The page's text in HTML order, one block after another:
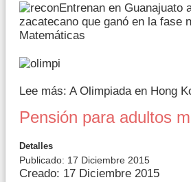
Entrenan en Guanajuato
zacatecano que ganó en la fase
Matemáticas
Lee más: A Olimpiada en Hong
Pensión para adultos
Detalles
Publicado: 17 Diciembre 2015
Creado: 17 Diciembre 2015